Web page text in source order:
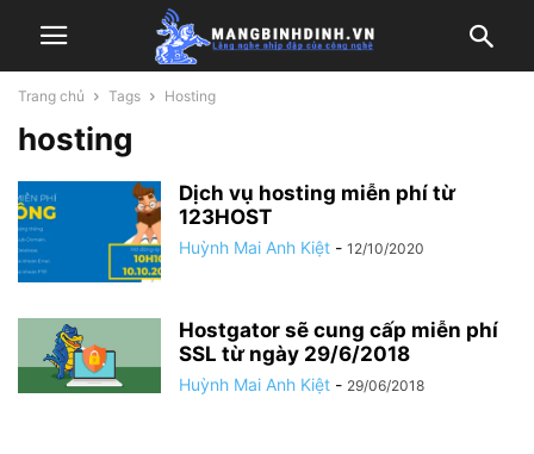
Trang chủ Tags Hosting
hosting
Dịch vụ hosting miễn phí từ
123HOST
Huỳnh Mai Anh Kiệt - 12/10/2020
Hostgator sẽ cung cấp miễn phí
SSL từ ngày 29/6/2018
Huỳnh Mai Anh Kiệt - 29/06/2018